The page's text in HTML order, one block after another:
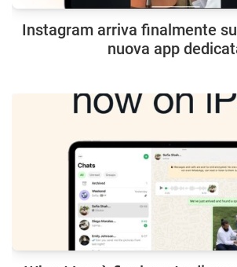
Instagram arriva finalmente
nuova app